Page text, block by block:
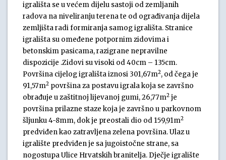
igrališta se u većem dijelu sastoji od zemljanih
radova na niveliranju terena te od ograđivanja dijela
zemljišta radi formiranja samog igrališta. Stranice
igrališta su omeđene potpornim zidovima i
betonskim pasicama, razigrane nepravilne
dispozicije .Zidovi su visoki od 40cm – 135cm.
Površina cijelog igrališta iznosi 301,67m2, od čega je
91,57m2 površina za postavu igrala koja se završno
obrađuje u zaštitnoj lijevanoj gumi, 26,77m2 je
površina prilazne staze koja je završno u parkovnom
šljunku 4-8mm, dok je preostali dio od 159,91m2
predviđen kao zatravljena zelena površina. Ulaz u
igralište predviđen je sa jugoistočne strane, sa
nogostupa Ulice Hrvatskih branitelja. Dječje igralište